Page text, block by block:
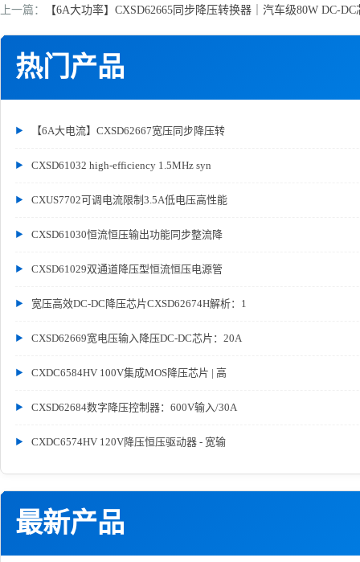
热门产品
【6A大电流】CXSD62667宽压同步降压转
CXSD61032 high-efficiency 1.5MHz syn
CXUS7702可调电流限制3.5A低电压高性能
CXSD61030恒流恒压输出功能同步整流降
CXSD61029双通道降压型恒流恒压电源管
宽压高效DC-DC降压芯片CXSD62674H解析：1
CXSD62669宽电压输入降压DC-DC芯片：20A
CXDC6584HV 100V集成MOS降压芯片 | 高
CXSD62684数字降压控制器：600V输入/30A
CXDC6574HV 120V降压恒压驱动器 - 宽输
最新产品
上一篇： 【6A大功率】CXSD62665同步降压转换器｜汽车级80W DC-